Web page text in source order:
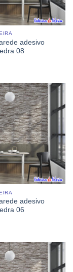
adesivo
08
adesivo
06